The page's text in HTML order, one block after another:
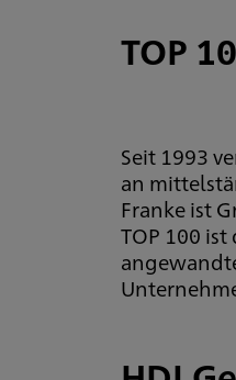
TOP
Seit 1993
an
Franke ist
TOP 100